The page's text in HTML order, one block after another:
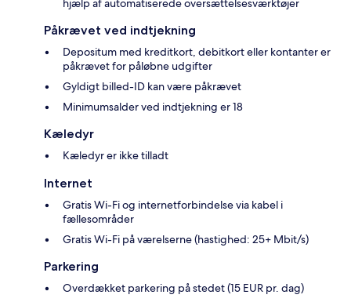
hjælp af automatiserede oversættelsesværktøjer
Påkrævet ved indtjekning
Depositum med kreditkort, debitkort eller kontanter er
påkrævet for påløbne udgifter
Gyldigt billed-ID kan være påkrævet
Minimumsalder ved indtjekning er 18
Kæledyr
Kæledyr er ikke tilladt
Internet
Gratis Wi-Fi og internetforbindelse via kabel i
fællesområder
Gratis Wi-Fi på værelserne (hastighed: 25+ Mbit/s)
Parkering
Overdækket parkering på stedet (15 EUR pr. dag)